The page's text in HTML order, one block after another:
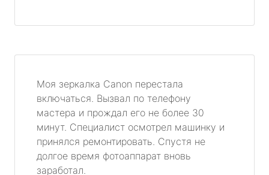
Моя зеркалка Canon перестала
включаться. Вызвал по телефону
мастера и прождал его не более 30
минут. Специалист осмотрел машинку и
принялся ремонтировать. Спустя не
долгое время фотоаппарат вновь
заработал.